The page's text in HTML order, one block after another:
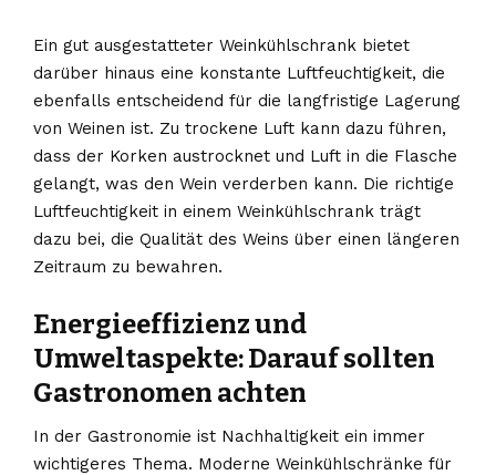
Ein gut ausgestatteter Weinkühlschrank bietet
darüber hinaus eine konstante Luftfeuchtigkeit, die
ebenfalls entscheidend für die langfristige Lagerung
von Weinen ist. Zu trockene Luft kann dazu führen,
dass der Korken austrocknet und Luft in die Flasche
gelangt, was den Wein verderben kann. Die richtige
Luftfeuchtigkeit in einem Weinkühlschrank trägt
dazu bei, die Qualität des Weins über einen längeren
Zeitraum zu bewahren.
Energieeffizienz und
Umweltaspekte: Darauf sollten
Gastronomen achten
In der Gastronomie ist Nachhaltigkeit ein immer
wichtigeres Thema. Moderne Weinkühlschränke für